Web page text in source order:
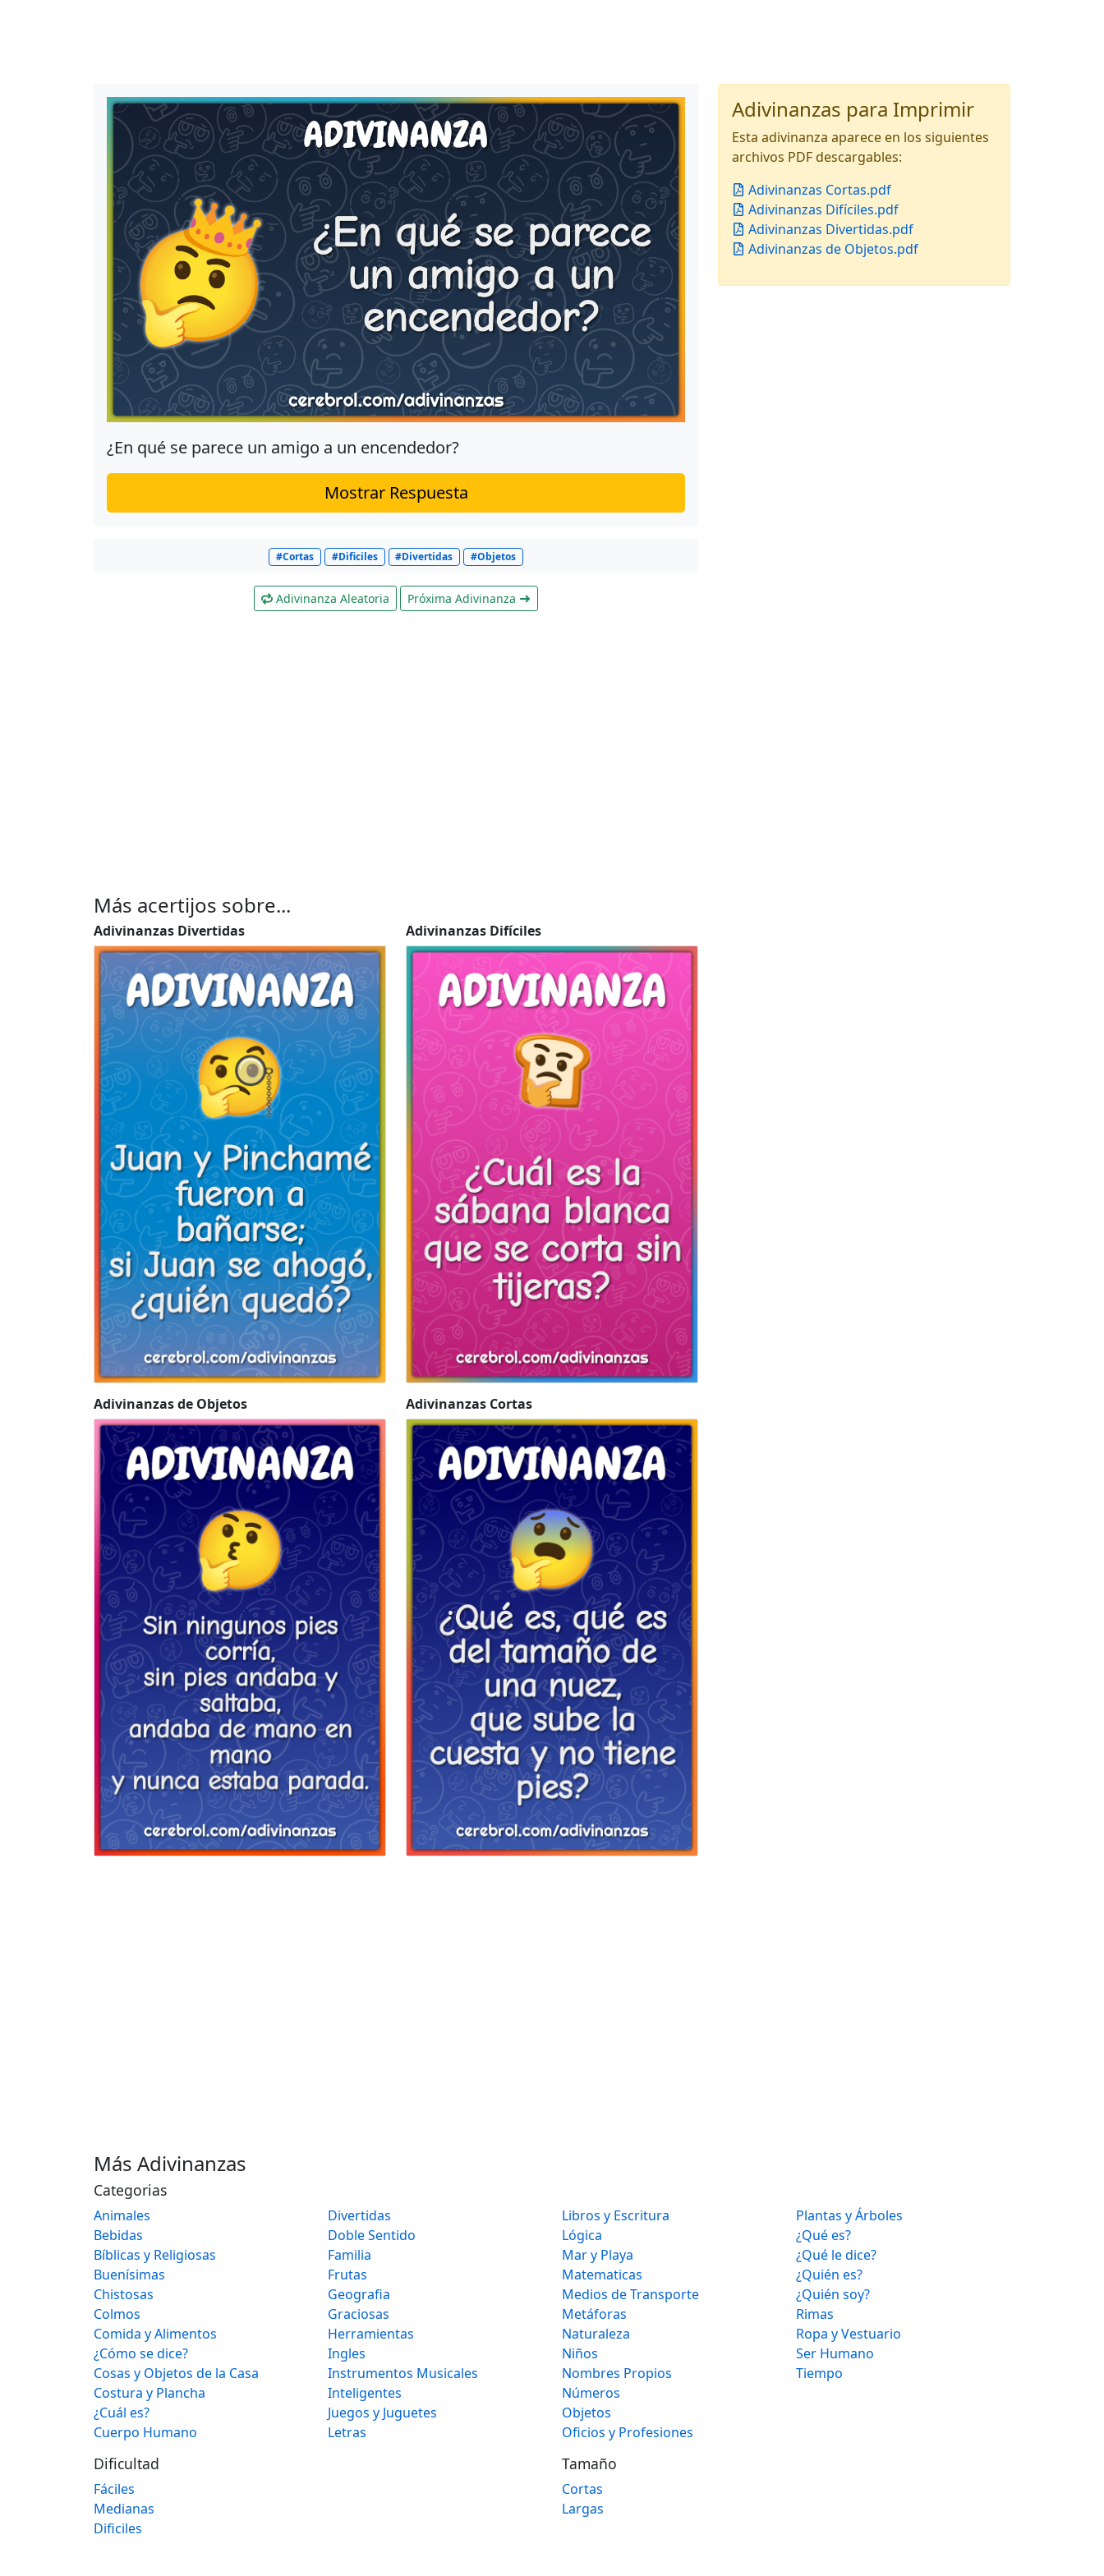
¿En qué se parece un amigo a un encendedor?
Mostrar Respuesta
#Cortas #Dificiles #Divertidas #Objetos
Adivinanza Aleatoria Próxima Adivinanza
Adivinanzas para Imprimir
Esta adivinanza aparece en los siguientes
archivos PDF descargables:
Adivinanzas Cortas.pdf
Adivinanzas Difíciles.pdf
Adivinanzas Divertidas.pdf
Adivinanzas de Objetos.pdf
Más acertijos sobre...
Adivinanzas Divertidas Adivinanzas Difíciles
Adivinanzas de Objetos Adivinanzas Cortas
Más Adivinanzas
Categorias
Animales
Bebidas
Bíblicas y Religiosas
Buenísimas
Chistosas
Colmos
Comida y Alimentos
¿Cómo se dice?
Cosas y Objetos de la Casa
Costura y Plancha
¿Cuál es?
Cuerpo Humano
Divertidas
Doble Sentido
Familia
Frutas
Geografia
Graciosas
Herramientas
Ingles
Instrumentos Musicales
Inteligentes
Juegos y Juguetes
Letras
Libros y Escritura
Lógica
Mar y Playa
Matematicas
Medios de Transporte
Metáforas
Naturaleza
Niños
Nombres Propios
Números
Objetos
Oficios y Profesiones
Plantas y Árboles
¿Qué es?
¿Qué le dice?
¿Quién es?
¿Quién soy?
Rimas
Ropa y Vestuario
Ser Humano
Tiempo
Dificultad
Fáciles
Medianas
Dificiles
Tamaño
Cortas
Largas